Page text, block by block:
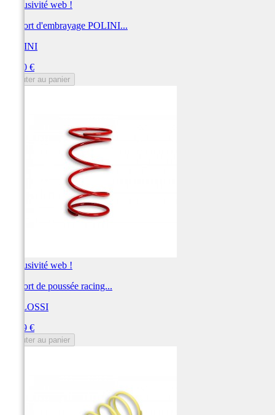
Exclusivité web !
Ressort d'embrayage POLINI...
POLINI
17,00 €
Ajouter au panier
Exclusivité web !
Ressort de poussée racing...
MALOSSI
15,39 €
Ajouter au panier